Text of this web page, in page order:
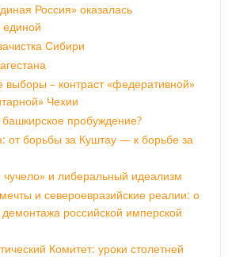
Россия» оказалась
единой
Сибири
выборы – контраст «федеративной»
Чехии
башкирское пробуждение?
от борьбы за Куштау — к борьбе за
и либеральный идеализм
и североевразийские реалии: о
демонтажа российской имперской
Комитет: уроки столетней